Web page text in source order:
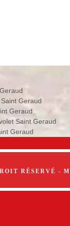
Geraud
Geraud
Saint Geraud
Geraud
RÉSERVÉ -